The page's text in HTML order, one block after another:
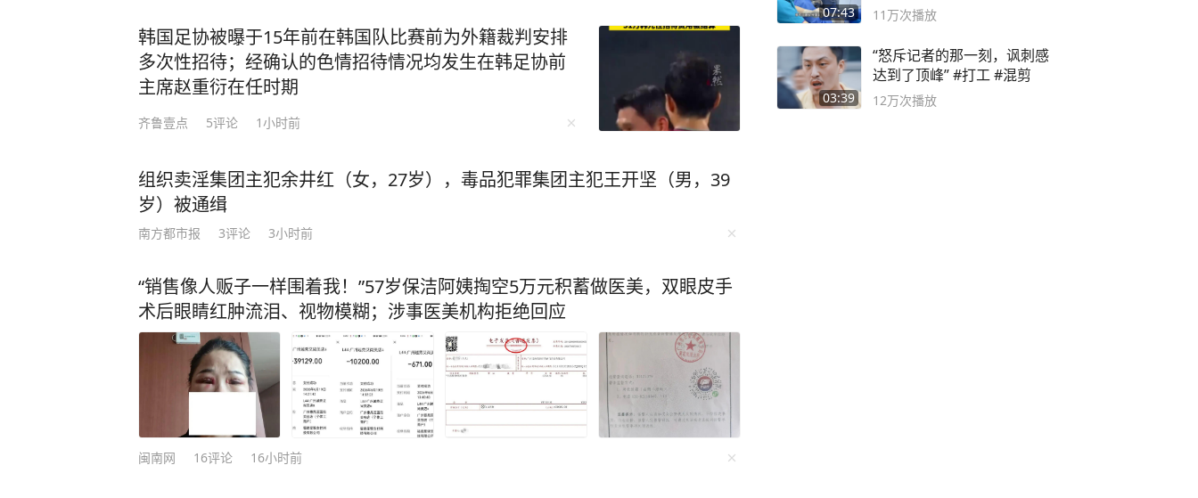
韩国足协被曝于15年前在韩国队比赛前为外籍裁判安排
多次性招待；经确认的色情招待情况均发生在韩足协前
主席赵重衍在任时期
齐鲁壹点 5评论 1小时前
组织卖淫集团主犯余井红（女，27岁），毒品犯罪集团主犯王开坚（男，39
岁）被通缉
南方都市报 3评论 3小时前
“销售像人贩子一样围着我！”57岁保洁阿姨掏空5万元积蓄做医美，双眼皮手
术后眼睛红肿流泪、视物模糊；​涉事医美机构拒绝回应
闽南网 16评论 16小时前
07:43 11万次播放
03:39
“怒斥记者的那一刻，讽刺感
达到了顶峰” #打工 #混剪
12万次播放